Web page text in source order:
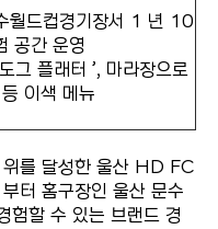
월드컵경기장서 1 년 10
공간 운영
그 플래터 ’, 마라장으로
등 이색 메뉴
를 달성한 울산 HD FC
터 홈구장인 울산 문수
험할 수 있는 브랜드 경